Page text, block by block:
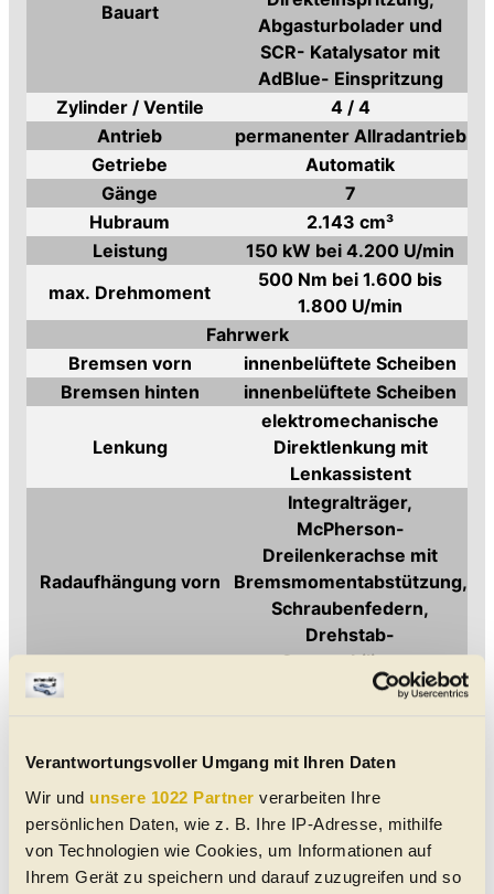
Verantwortungsvoller Umgang mit Ihren Daten
Wir und unsere 1022 Partner verarbeiten Ihre
persönlichen Daten, wie z. B. Ihre IP-Adresse, mithilfe
von Technologien wie Cookies, um Informationen auf
Ihrem Gerät zu speichern und darauf zuzugreifen und so
Bauart
Abgasturbolader und
SCR- Katalysator mit
AdBlue- Einspritzung
Zylinder / Ventile
4 / 4
Antrieb
permanenter Allradantrieb
Getriebe
Automatik
Gänge
7
Hubraum
2.143 cm³
Leistung
150 kW bei 4.200 U/min
max. Drehmoment
500 Nm bei 1.600 bis
1.800 U/min
Fahrwerk
Bremsen vorn
innenbelüftete Scheiben
Bremsen hinten
innenbelüftete Scheiben
Lenkung
elektromechanische
Direktlenkung mit
Lenkassistent
Radaufhängung vorn
Integralträger,
McPherson-
Dreilenkerachse mit
Bremsmomentabstützung,
Schraubenfedern,
Drehstab-
Querstabilisator
Raumlenkerachse,
Räder vorn
235/60 R 17, 7,5 J x 17
Räder hinten
235/60 R 17, 7,5 J x 17
Spurweite vorn
1.574 mm
Spurweite hinten
1.597 mm
Wendekreis
11,5 m